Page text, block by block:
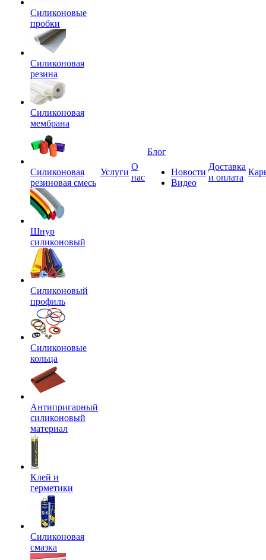
Силиконовые
пробки
Силиконовая
резина
Силиконовая
мембрана
Силиконовая
резиновая смесь
Шнур
силиконовый
Силиконовый
профиль
Силиконовые
кольца
Антипригарный
силиконовый
материал
Клей и
герметики
Силиконовая
смазка
Услуги
О
нас
Блог
Новости
Видео
Доставка
и оплата